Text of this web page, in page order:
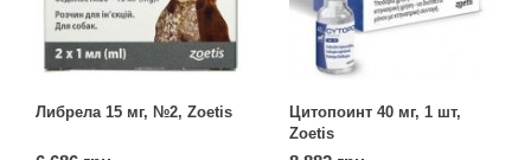
Либрела 15 мг, №2, Zoetis
Цитопоинт 40 мг, 1 шт,
Zoetis